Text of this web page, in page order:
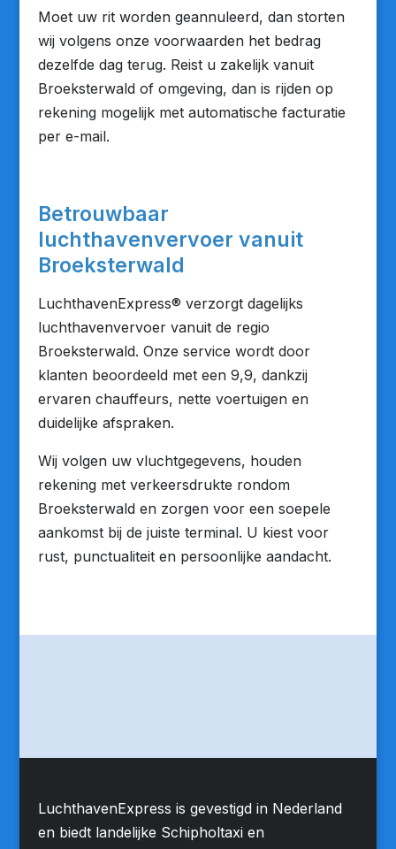
Moet uw rit worden geannuleerd, dan storten
wij volgens onze voorwaarden het bedrag
dezelfde dag terug. Reist u zakelijk vanuit
Broeksterwald of omgeving, dan is rijden op
rekening mogelijk met automatische facturatie
per e-mail.
Betrouwbaar
luchthavenvervoer vanuit
Broeksterwald
LuchthavenExpress® verzorgt dagelijks
luchthavenvervoer vanuit de regio
Broeksterwald. Onze service wordt door
klanten beoordeeld met een 9,9, dankzij
ervaren chauffeurs, nette voertuigen en
duidelijke afspraken.
Wij volgen uw vluchtgegevens, houden
rekening met verkeersdrukte rondom
Broeksterwald en zorgen voor een soepele
aankomst bij de juiste terminal. U kiest voor
rust, punctualiteit en persoonlijke aandacht.
LuchthavenExpress is gevestigd in Nederland
en biedt landelijke Schipholtaxi en